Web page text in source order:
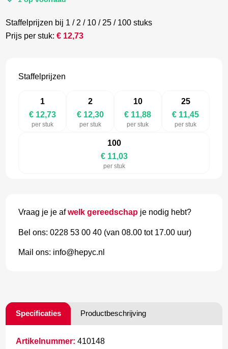
Staffelprijzen bij 1 / 2 / 10 / 25 / 100 stuks
Prijs per stuk:€ 12,73
Staffelprijzen
1
€ 12,73
per stuk
2
€ 12,30
per stuk
10
€ 11,88
per stuk
25
€ 11,45
per stuk
100
€ 11,03
per stuk
Vraag je je afwelk gereedschap je nodig hebt?
Bel ons: 0228 53 00 40 (van 08.00 tot 17.00 uur)
Mail ons: info@hepyc.nl
Specificaties Productbeschrijving
Artikelnummer: 410148